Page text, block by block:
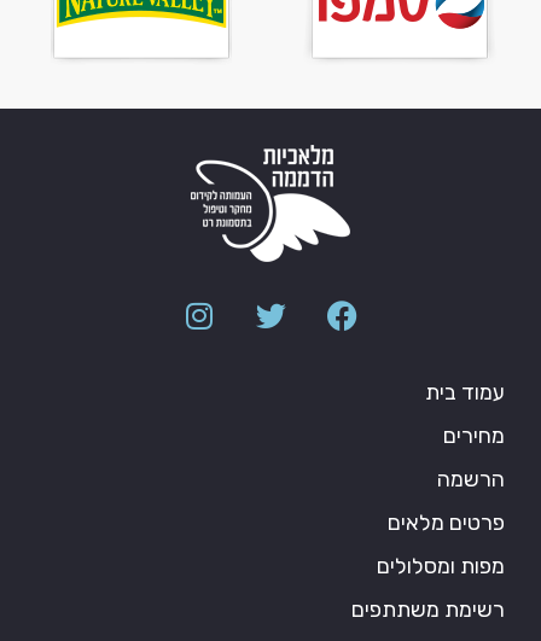
עמוד בית
מחירים
הרשמה
פרטים מלאים
מפות ומסלולים
רשימת משתתפים